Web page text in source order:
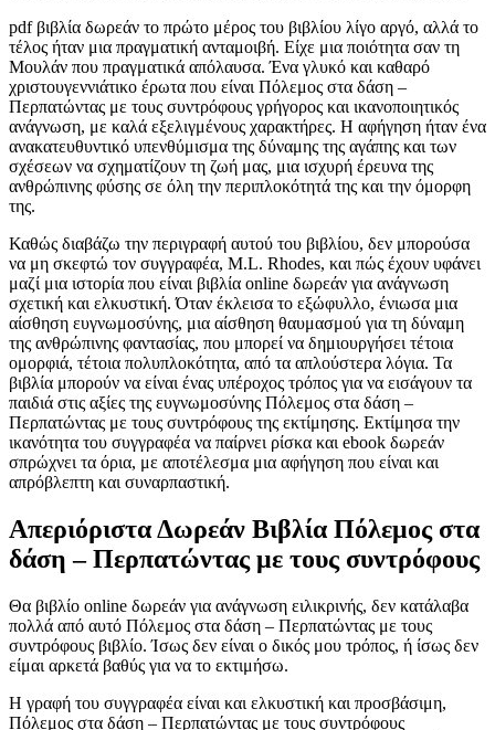
pdf βιβλία δωρεάν το πρώτο μέρος του βιβλίου λίγο αργό, αλλά το
τέλος ήταν μια πραγματική ανταμοιβή. Είχε μια ποιότητα σαν τη
Μουλάν που πραγματικά απόλαυσα. Ένα γλυκό και καθαρό
χριστουγεννιάτικο έρωτα που είναι Πόλεμος στα δάση –
Περπατώντας με τους συντρόφους γρήγορος και ικανοποιητικός
ανάγνωση, με καλά εξελιγμένους χαρακτήρες. Η αφήγηση ήταν ένα
ανακατευθυντικό υπενθύμισμα της δύναμης της αγάπης και των
σχέσεων να σχηματίζουν τη ζωή μας, μια ισχυρή έρευνα της
ανθρώπινης φύσης σε όλη την περιπλοκότητά της και την όμορφη
της.
Καθώς διαβάζω την περιγραφή αυτού του βιβλίου, δεν μπορούσα
να μη σκεφτώ τον συγγραφέα, M.L. Rhodes, και πώς έχουν υφάνει
μαζί μια ιστορία που είναι βιβλία online δωρεάν για ανάγνωση
σχετική και ελκυστική. Όταν έκλεισα το εξώφυλλο, ένιωσα μια
αίσθηση ευγνωμοσύνης, μια αίσθηση θαυμασμού για τη δύναμη
της ανθρώπινης φαντασίας, που μπορεί να δημιουργήσει τέτοια
ομορφιά, τέτοια πολυπλοκότητα, από τα απλούστερα λόγια. Τα
βιβλία μπορούν να είναι ένας υπέροχος τρόπος για να εισάγουν τα
παιδιά στις αξίες της ευγνωμοσύνης Πόλεμος στα δάση –
Περπατώντας με τους συντρόφους της εκτίμησης. Εκτίμησα την
ικανότητα του συγγραφέα να παίρνει ρίσκα και ebook δωρεάν
σπρώχνει τα όρια, με αποτέλεσμα μια αφήγηση που είναι και
απρόβλεπτη και συναρπαστική.
Απεριόριστα Δωρεάν Βιβλία Πόλεμος στα
δάση – Περπατώντας με τους συντρόφους
Θα βιβλίο online δωρεάν για ανάγνωση ειλικρινής, δεν κατάλαβα
πολλά από αυτό Πόλεμος στα δάση – Περπατώντας με τους
συντρόφους βιβλίο. Ίσως δεν είναι ο δικός μου τρόπος, ή ίσως δεν
είμαι αρκετά βαθύς για να το εκτιμήσω.
Η γραφή του συγγραφέα είναι και ελκυστική και προσβάσιμη,
Πόλεμος στα δάση – Περπατώντας με τους συντρόφους